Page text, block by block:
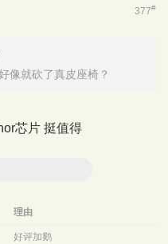
377#
像就砍了真皮座椅？
芯片 挺值得
理由
好评加鹅